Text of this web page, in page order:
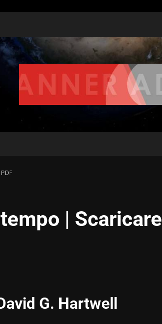
| Scaricare
G. Hartwell